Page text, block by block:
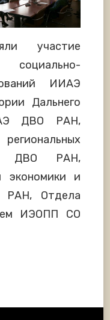
участие
социально-
ИИАЭ
Дальнего
ДВО РАН,
ДВО РАН,
экономики и
Отдела
ИЭОПП СО